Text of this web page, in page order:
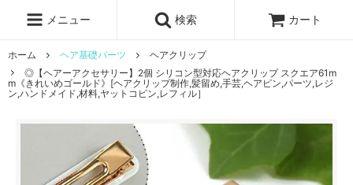
メニュー 検索 カート
ホーム ヘア基礎パーツ
ヘアクリップ
◎【ヘアーアクセサリー】2個 シリコン型対応ヘアクリップ スクエア61m
m《きれいめゴールド》[ヘアクリップ制作,髪留め,手芸,ヘアピン,パーツ,レジ
ン,ハンドメイド,材料,ヤットコピン,レフィル］